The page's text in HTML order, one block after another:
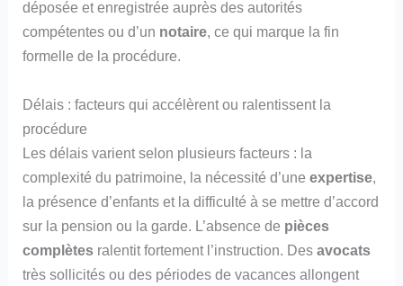
déposée et enregistrée auprès des autorités
compétentes ou d’un notaire, ce qui marque la fin
formelle de la procédure.
Délais : facteurs qui accélèrent ou ralentissent la
procédure
Les délais varient selon plusieurs facteurs : la
complexité du patrimoine, la nécessité d’uneexpertise
la présence d’enfants et la difficulté à se mettre d’accord
sur la pension ou la garde. L’absence de pièces
complètes ralentit fortement l’instruction. Desavocats
très sollicités ou des périodes de vacances allongent